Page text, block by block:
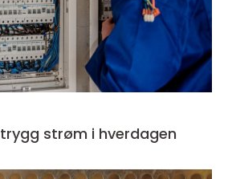
Elektriker kløfta trygg strøm i hverdagen